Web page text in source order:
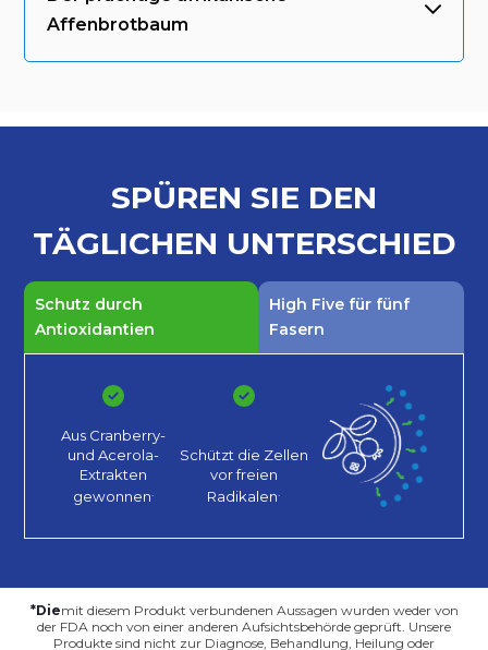
Affenbrotbaum
SPÜREN SIE DEN
TÄGLICHEN UNTERSCHIED
Schutz durch
Antioxidantien
High Five für fünf
Fasern
Aus Cranberry-
und Acerola-
Extrakten
gewonnen.
Schützt die Zellen
vorfreien
Radikalen.
*Diemit diesem Produkt verbundenen Aussagen wurden weder von
der FDA noch von einer anderen Aufsichtsbehörde geprüft. Unsere
Produkte sind nicht zur Diagnose, Behandlung, Heilung oder